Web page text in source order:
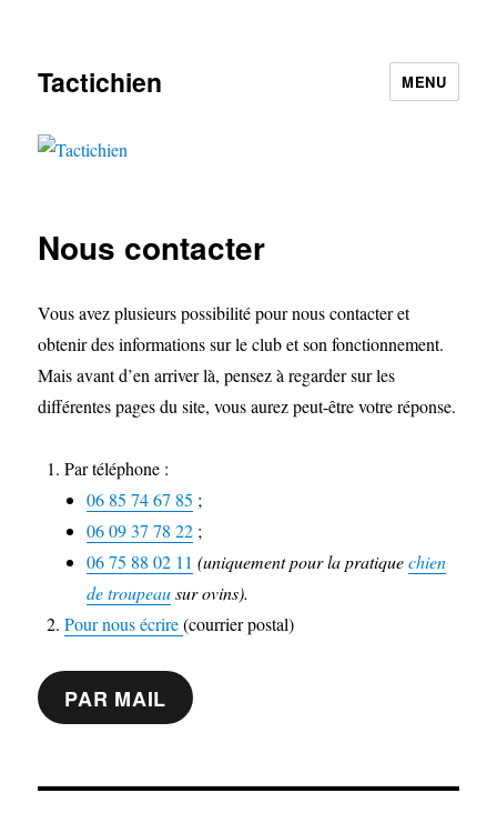
Tactichien MENU
Nous contacter
Vous avez plusieurs possibilité pour nous contacter et
obtenir des informations sur le club et son fonctionnement.
Mais avant d’en arriver là, pensez à regarder sur les
différentes pages du site, vous aurez peut-être votre réponse.
Par téléphone :
06 85 74 67 85 ;
06 09 37 78 22 ;
06 75 88 02 11 (uniquement pour la pratiquechien
de troupeausur ovins).
Pour nous écrire(courrier postal)
PAR MAIL